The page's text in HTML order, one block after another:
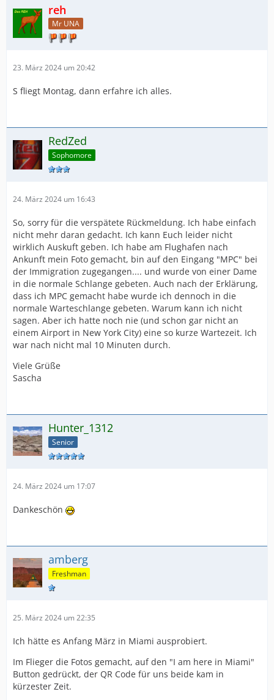
reh
Mr UNA
23. März 2024 um 20:42
S fliegt Montag, dann erfahre ich alles.
RedZed
Sophomore
24. März 2024 um 16:43
So, sorry für die verspätete Rückmeldung. Ich habe einfach
nicht mehr daran gedacht. Ich kann Euch leider nicht
wirklich Auskuft geben. Ich habe am Flughafen nach
Ankunft mein Foto gemacht, bin auf den Eingang "MPC" bei
der Immigration zugegangen.... und wurde von einer Dame
in die normale Schlange gebeten. Auch nach der Erklärung,
dass ich MPC gemacht habe wurde ich dennoch in die
normale Warteschlange gebeten. Warum kann ich nicht
sagen. Aber ich hatte noch nie (und schon gar nicht an
einem Airport in New York City) eine so kurze Wartezeit. Ich
war nach nicht mal 10 Minuten durch.
Viele Grüße
Sascha
Hunter_1312
Senior
24. März 2024 um 17:07
Dankeschön
amberg
Freshman
25. März 2024 um 22:35
Ich hätte es Anfang März in Miami ausprobiert.
Im Flieger die Fotos gemacht, auf den "I am here in Miami"
Button gedrückt, der QR Code für uns beide kam in
kürzester Zeit.